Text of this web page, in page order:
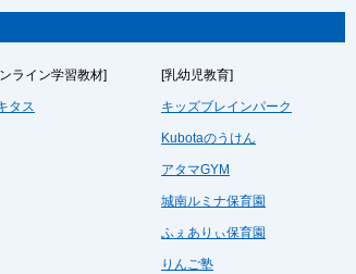
ライン学習教材]
タス
[乳幼児教育]
キッズブレインパーク
Kubotaのうけん
アタマGYM
城南ルミナ保育園
ふぇありぃ保育園
りんご塾